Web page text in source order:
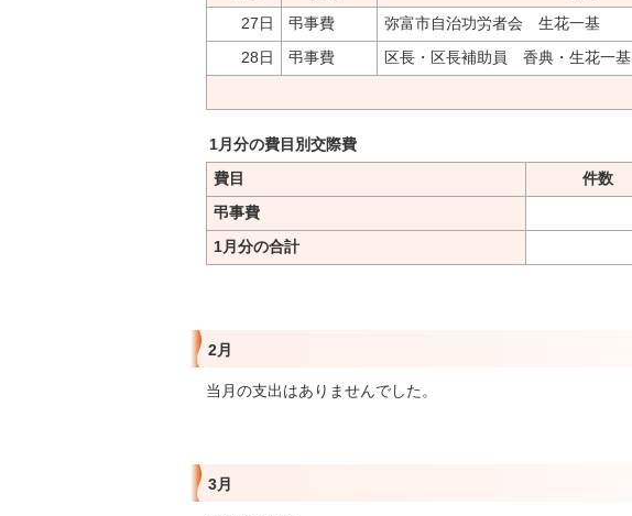
27日 弔事費 弥富市自治功労者会 生花一基
28日 弔事費 区長・区長補助員 香典・生花一基
1月分の費目別交際費
費目 件数
弔事費
1月分の合計
2月
当月の支出はありませんでした。
3月